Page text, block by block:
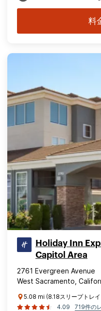
料
Holiday Inn
Capitol Area
2761 Evergreen Avenue
West Sacramento,
5.08 mi (8.18スリープトレ
4.09
719件の